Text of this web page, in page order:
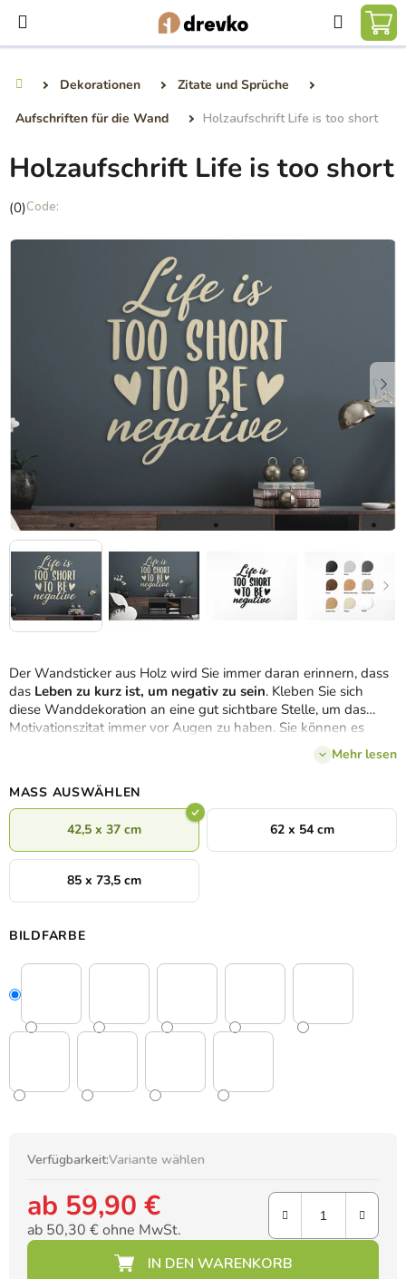
Inhalt
springen
Suchen
Dekorationen
Zitate und Sprüche
Aufschriften für die Wand
Holzaufschrift Life is too short
Der Wandsticker aus Holz wird Sie immer daran erinnern, dass
das Leben zu kurz ist, um negativ zu sein. Kleben Sie sich
diese Wanddekoration an eine gut sichtbare Stelle, um das
Motivationszitat immer vor Augen zu haben. Sie können es
perfekt an den Rest der Einrichtung anpassen, da wir es in 3
Mehr lesen
MASS AUSWÄHLEN
42,5 x 37 cm 62 x 54 cm
85 x 73,5 cm
BILDFARBE
Verfügbarkeit:Variante wählen
ab 59,90 €
ab 50,30 €ohne MwSt.
Verkaufspreis:
Holzaufschrift Life is too short
Die
Produktbewertung
(0)